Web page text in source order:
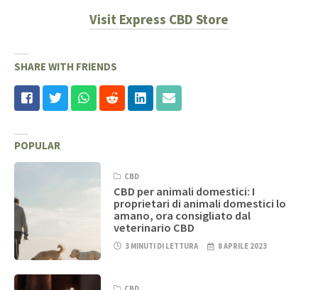
Visit Express CBD Store
SHARE WITH FRIENDS
POPULAR
CBD
CBD per animali domestici: I
proprietari di animali domestici lo
amano, ora consigliato dal
veterinario CBD
3 MINUTI DI LETTURA 8 APRILE 2023